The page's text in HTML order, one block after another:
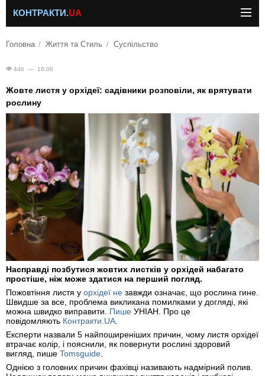
КОНТРАКТИ.UA
Головна Життя та Стиль Суспільство
446 — 16.06
Жовте листя у орхідеї: садівники розповіли, як врятувати
рослину
Насправді позбутися жовтих листків у орхідей набагато
простіше, ніж може здатися на перший погляд.
Пожовтіння листя у орхідеї не завжди означає, що рослина гине.
Швидше за все, проблема викликана помилками у догляді, які
можна швидко виправити. Пише УНІАН. Про це
повідомляють Контракти.UA
Експерти назвали 5 найпоширеніших причин, чому листя орхідеї
втрачає колір, і пояснили, як повернути рослині здоровий
вигляд, пише Tomsguide
Однією з головних причин фахівці називають надмірний полив.